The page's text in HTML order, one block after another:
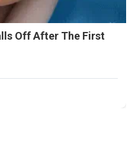
Off After The First